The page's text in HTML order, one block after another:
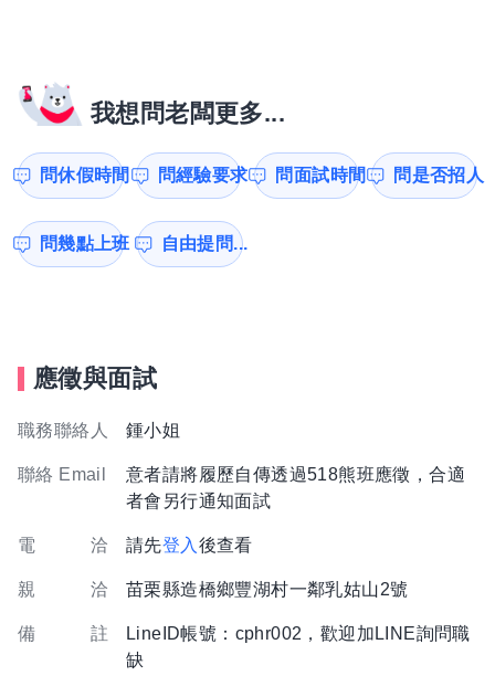
我想問老闆更多...
問休假時間 問經驗要求 問面試時間 問是否招人
問幾點上班 自由提問...
應徵與面試
職務聯絡人 鍾小姐
聯絡 Email
意者請將履歷自傳透過518熊班應徵，合適
者會另行通知面試
電 洽 請先登入 後查看
親 洽 苗栗縣造橋鄉豐湖村一鄰乳姑山2號
備 註
LineID帳號：cphr002，歡迎加LINE詢問職
缺